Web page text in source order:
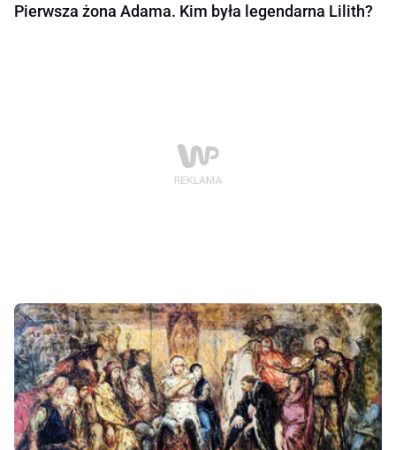
Pierwsza żona Adama. Kim była legendarna Lilith?